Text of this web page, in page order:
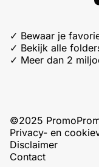
✓ Bewaar je
✓ Bekijk alle
✓ Meer dan 2
©2025
Privacy- en
Disclaimer
Contact